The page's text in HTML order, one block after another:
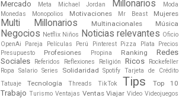
Mercado Meta Michael Jordan Millonarios
Moda
Monedas
Monopolios Motivaciones Mr Beast Mujeres
Multi Millonarios Multinacionales Música
Negocios Netflix Niños Noticias relevantes Oficio
OpenAi
Pareja Películas Perú Pinterest Pizza Plata
Precios
Presupuesto
Profesiones Propina Ranking
Redes
Sociales
Referidos Reflexiones Religión Ricos
Rockefeller
Ropa
Salario Series Solidaridad Spotify Tarjeta de Crédito
Tatuaje
Tecnología Threads TikTok Tips Top 10
Trabajo Turismo Ventajas Ventas Viajar Video Videojuegos